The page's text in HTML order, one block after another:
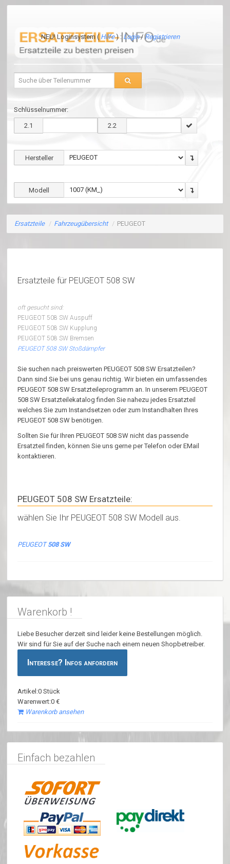
NEU! Loginsystem ( Hilfe) : Login/Registrieren
Schlüsselnummer:
2.1 2.2
Hersteller
Modell
Ersatzteile / Fahrzeugübersicht / PEUGEOT
Ersatzteile für PEUGEOT 508 SW
oft gesucht sind:
PEUGEOT 508 SW Auspuff
PEUGEOT 508 SW Kupplung
PEUGEOT 508 SW Bremsen
PEUGEOT 508 SW Stoßdämpfer
Sie suchen nach preiswerten PEUGEOT 508 SW Ersatzteilen?
Dann sind Sie bei uns genau richtig. Wir bieten ein umfassendes
PEUGEOT 508 SW Ersatzteileprogramm an. In unserem PEUGEOT
508 SW Ersatzteilekatalog finden Sie nahezu jedes Ersatzteil
welches Sie zum Instandsetzen oder zum Instandhalten Ihres
PEUGEOT 508 SW benötigen.
Sollten Sie für Ihren PEUGEOT 508 SW nicht das passende
Ersatzteil finden, können Sie uns gerne per Telefon oder EMail
kontaktieren.
PEUGEOT 508 SW Ersatzteile:
wählen Sie Ihr PEUGEOT 508 SW Modell aus.
PEUGEOT508 SW
Warenkorb !
Liebe Besucher derzeit sind leider keine Bestellungen möglich.
Wir sind für Sie auf der Suche nach einem neuen Shopbetreiber.
Interesse? Infos anfordern
Artikel:0 Stück
Warenwert:0 €
Warenkorb ansehen
Einfach bezahlen